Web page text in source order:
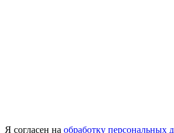
Я согласен на обработку персональных